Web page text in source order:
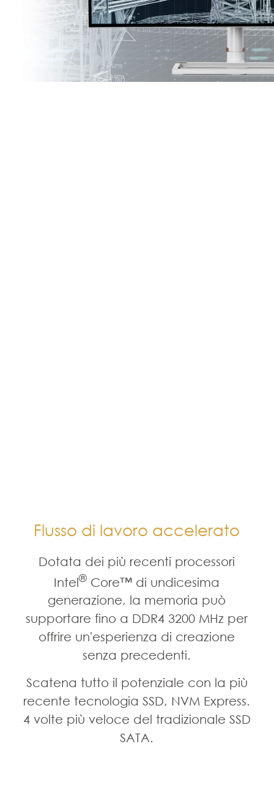
Flusso di lavoro accelerato
Dotata dei più recenti processori
Intel® Core™ di undicesima
generazione, la memoria può
supportare fino a DDR4 3200 MHz per
offrire un'esperienza di creazione
senza precedenti.
Scatena tutto il potenziale con la più
recente tecnologia SSD, NVM Express.
4 volte più veloce del tradizionale SSD
SATA.